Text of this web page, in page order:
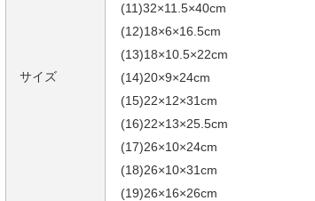
サイズ
(11)32×11.5×40cm
(12)18×6×16.5cm
(13)18×10.5×22cm
(14)20×9×24cm
(15)22×12×31cm
(16)22×13×25.5cm
(17)26×10×24cm
(18)26×10×31cm
(19)26×16×26cm